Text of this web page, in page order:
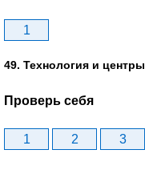
1
49. Технология и
Проверь себя
1 2 3